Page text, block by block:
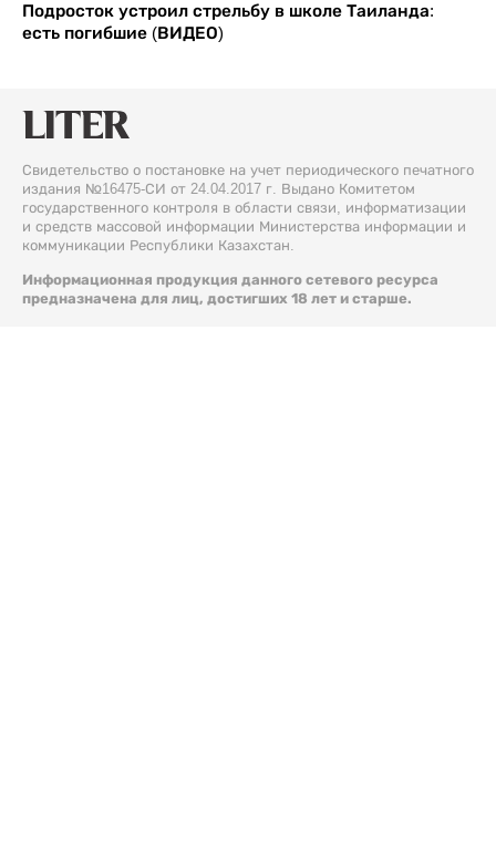
Подросток устроил стрельбу в школе Таиланда:
есть погибшие (ВИДЕО)
Свидетельство о постановке на учет периодического печатного
издания №16475-СИ от 24.04.2017 г. Выдано Комитетом
государственного контроля в области связи, информатизации
и средств массовой информации Министерства информации и
коммуникации Республики Казахстан.
Информационная продукция данного сетевого ресурса
предназначена для лиц, достигших 18 лет и старше.